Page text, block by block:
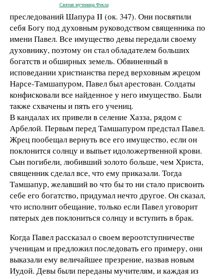
Святая мученица Фекла
преследований Шапура II (ок. 347). Они посвятили
себя Богу под духовным руководством священника по
имени Павел. Все имущество девы передали своему
духовнику, поэтому он стал обладателем больших
богатств и обширных земель. Обвиненный в
исповедании христианства перед верховным жрецом
Нарсе-Тамшапуром, Павел был арестован. Солдаты
конфисковали все найденное у него имущество. Были
также схвачены и пять его учениц.
В кандалах их привели в селение Хазза, рядом с
Арбелой. Первым перед Тамшапуром предстал Павел.
Жрец пообещал вернуть все его имущество, если он
поклонится солнцу и выпьет идоложертвенной крови.
Сын погибели, любивший золото больше, чем Христа,
священник сделал все, что ему приказали. Тогда
Тамшапур, желавший во что бы то ни стало присвоить
себе его богатство, придумал нечто другое. Он сказал,
что исполнит обещание, только если Павел уговорит
пятерых дев поклониться солнцу и вступить в брак.
Когда Павел рассказал о своем вероотступничестве
ученицам и предложил последовать его примеру, они
выказали ему величайшее презрение, назвав новым
Иудой. Девы были переданы мучителям, и каждая из